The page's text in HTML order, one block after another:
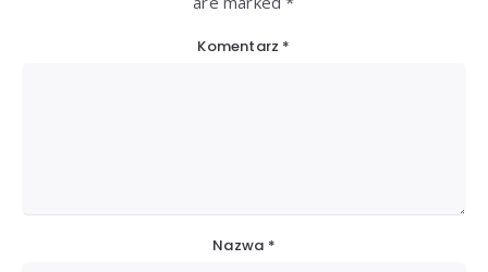
Komentarz *
Nazwa *